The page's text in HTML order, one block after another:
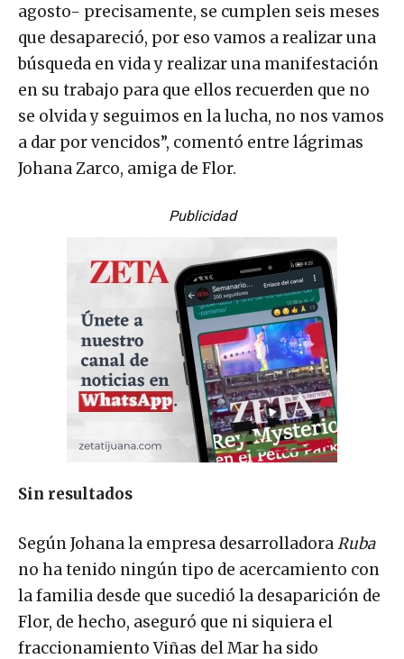
agosto- precisamente, se cumplen seis meses
que desapareció, por eso vamos a realizar una
búsqueda en vida y realizar una manifestación
en su trabajo para que ellos recuerden que no
se olvida y seguimos en la lucha, no nos vamos
a dar por vencidos”, comentó entre lágrimas
Johana Zarco, amiga de Flor.
Publicidad
Sin resultados
Según Johana la empresa desarrolladoraRuba
no ha tenido ningún tipo de acercamiento con
la familia desde que sucedió la desaparición de
Flor, de hecho, aseguró que ni siquiera el
fraccionamiento Viñas del Mar ha sido